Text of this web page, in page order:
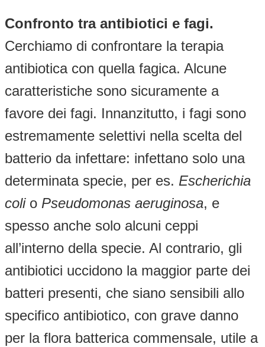
Confronto tra antibiotici e fagi.
Cerchiamo di confrontare la terapia
antibiotica con quella fagica. Alcune
caratteristiche sono sicuramente a
favore dei fagi. Innanzitutto, i fagi sono
estremamente selettivi nella scelta del
batterio da infettare: infettano solo una
determinata specie, per es. Escherichia
colio Pseudomonas aeruginosa, e
spesso anche solo alcuni ceppi
all’interno della specie. Al contrario, gli
antibiotici uccidono la maggior parte dei
batteri presenti, che siano sensibili allo
specifico antibiotico, con grave danno
per la flora batterica commensale, utile a